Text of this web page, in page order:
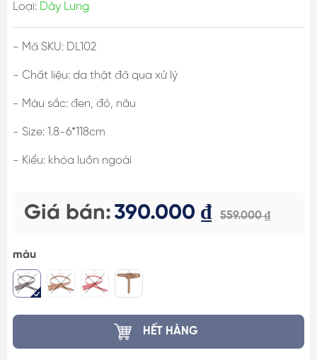
Loại: Dây Lưng
- Mã SKU: DL102
- Chất liệu: da thật đã qua xử lý
- Màu sắc: đen, đỏ, nâu
- Size: 1.8-6*118cm
- Kiểu: khóa luồn ngoài
Giá bán:390.000 ₫ 559.000 ₫
màu
HẾT HÀNG